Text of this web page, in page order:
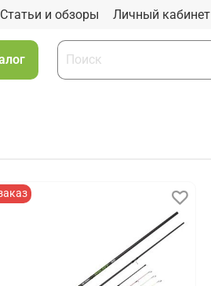
Статьи и обзоры Личный кабинет